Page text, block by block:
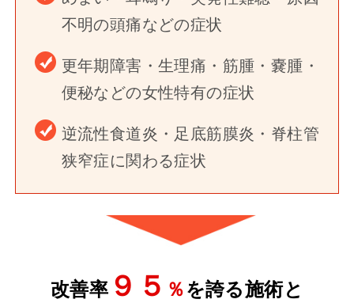
不明の頭痛などの症状
更年期障害・生理痛・筋腫・嚢腫・
便秘などの女性特有の症状
逆流性食道炎・足底筋膜炎・脊柱管
狭窄症に関わる症状
改善率 ９５ ％を誇る施術と